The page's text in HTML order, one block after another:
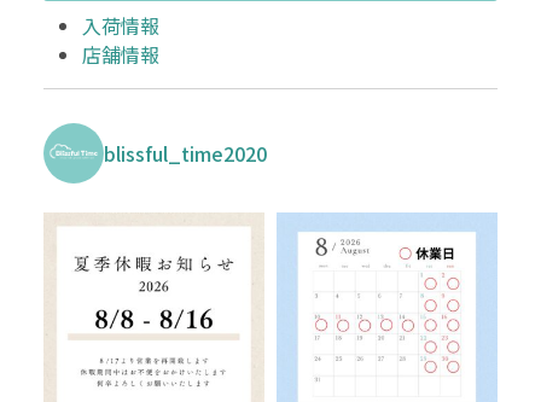
入荷情報
店舗情報
blissful_time2020